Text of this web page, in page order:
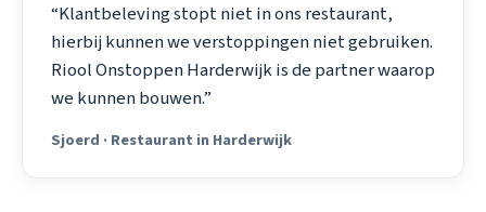
“Klantbeleving stopt niet in ons restaurant,
hierbij kunnen we verstoppingen niet gebruiken.
Riool Onstoppen Harderwijk is de partner waarop
we kunnen bouwen.”
Sjoerd · Restaurant in Harderwijk